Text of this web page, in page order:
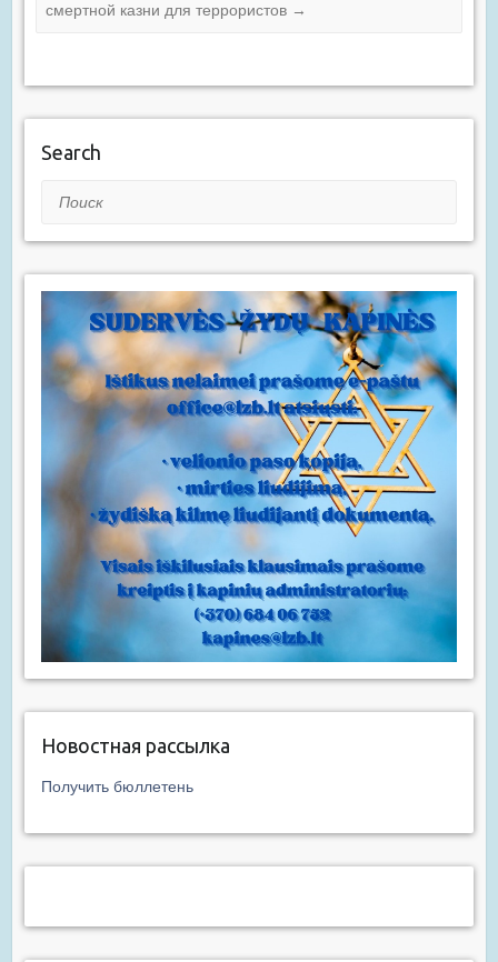
смертной казни для террористов →
Search
Поиск
Новостная рассылка
Получить бюллетень